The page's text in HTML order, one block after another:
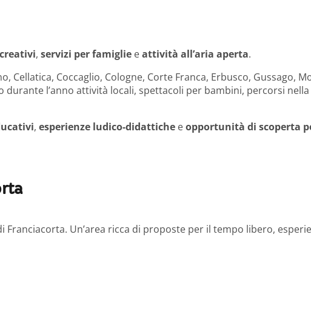
, servizi per famiglie eattività all’aria aperta.
Cellatica, Coccaglio, Cologne, Corte Franca, Erbusco, Gussago,
durante l’anno attività locali, spettacoli per bambini, percorsi
, esperienze ludico-didattiche eopportunità di scoperta
Un’area ricca di proposte per il tempo libero,